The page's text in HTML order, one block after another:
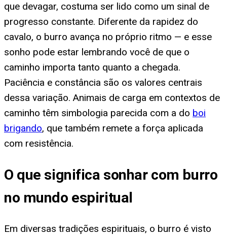
que devagar, costuma ser lido como um sinal de
progresso constante. Diferente da rapidez do
cavalo, o burro avança no próprio ritmo — e esse
sonho pode estar lembrando você de que o
caminho importa tanto quanto a chegada.
Paciência e constância são os valores centrais
dessa variação. Animais de carga em contextos de
caminho têm simbologia parecida com a do boi
brigando, que também remete a força aplicada
com resistência.
O que significa sonhar com burro
no mundo espiritual
Em diversas tradições espirituais, o burro é visto